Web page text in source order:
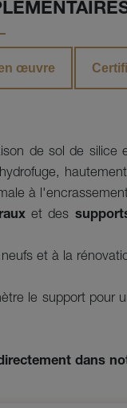
œuvre
de sol de
à
et des
et à la
le support pour
dans